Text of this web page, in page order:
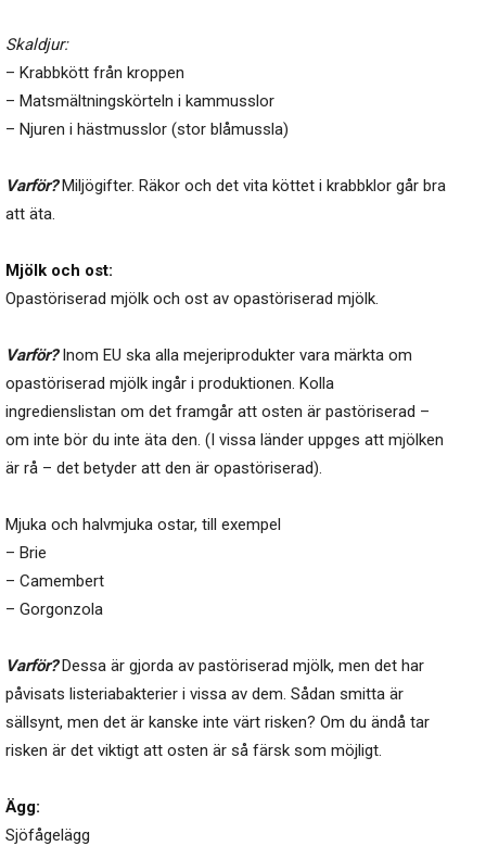
Skaldjur:
– Krabbkött från kroppen
– Matsmältningskörteln i kammusslor
– Njuren i hästmusslor (stor blåmussla)
Varför?Miljögifter. Räkor och det vita köttet i krabbklor går bra
att äta.
Mjölk och ost:
Opastöriserad mjölk och ost av opastöriserad mjölk.
Varför? Inom EU ska alla mejeriprodukter vara märkta om
opastöriserad mjölk ingår i produktionen. Kolla
ingredienslistan om det framgår att osten är pastöriserad –
om inte bör du inte äta den. (I vissa länder uppges att mjölken
är rå – det betyder att den är opastöriserad).
Mjuka och halvmjuka ostar, till exempel
– Brie
– Camembert
– Gorgonzola
Varför?Dessa är gjorda av pastöriserad mjölk, men det har
påvisats listeriabakterier i vissa av dem. Sådan smitta är
sällsynt, men det är kanske inte värt risken? Om du ändå tar
risken är det viktigt att osten är så färsk som möjligt.
Ägg:
Sjöfågelägg